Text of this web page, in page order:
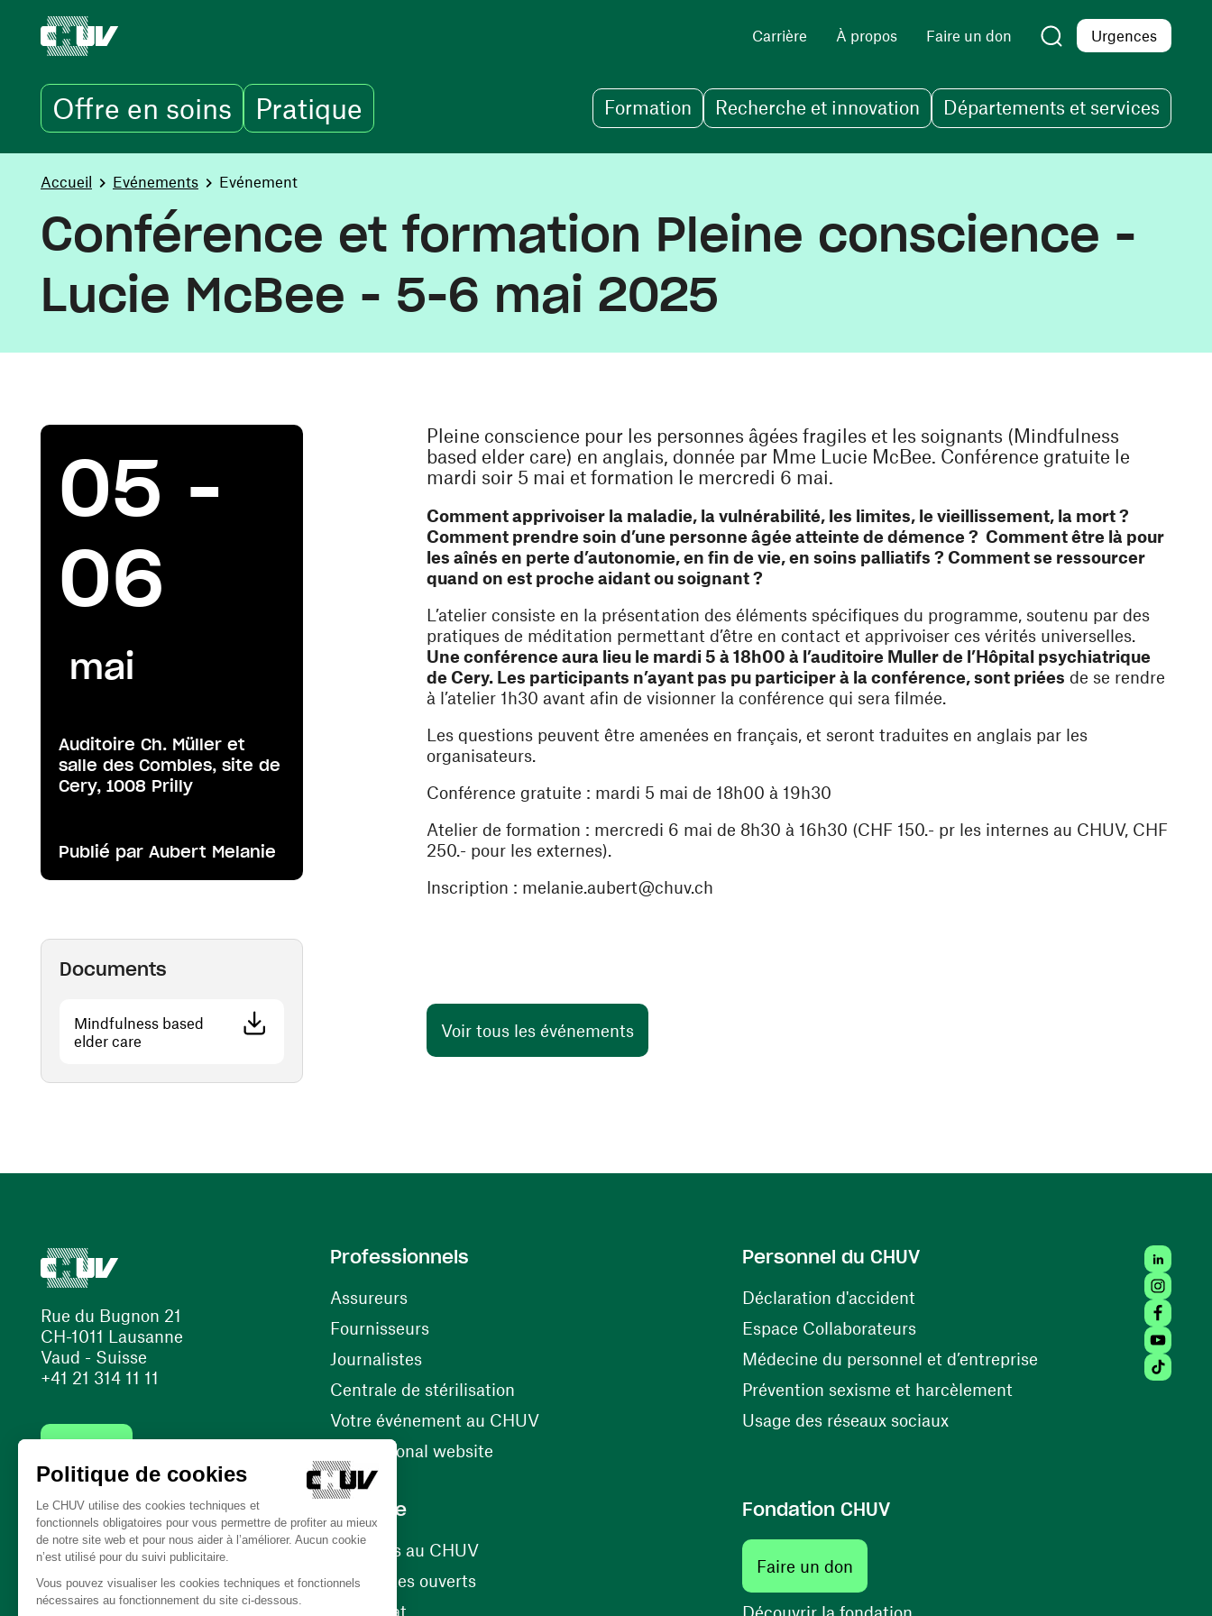
Carrière À propos Faire un don Urgences
Offre en soins Pratique Formation Recherche et innovation Départements et services
You are here:
Accueil Evénements Evénement
Conférence et formation Pleine conscience -
Lucie McBee - 5-6 mai 2025
05 -
06
mai
Auditoire Ch. Müller et
salle des Combles, site de
Cery, 1008 Prilly
Publié par Aubert Melanie
Documents
Mindfulness based
elder care (ouvre une nouvelle fenêtre)
Pleine conscience pour les personnes âgées fragiles et les soignants (Mindfulness
based elder care) en anglais, donnée par Mme Lucie McBee. Conférence gratuite le
mardi soir 5 mai et formation le mercredi 6 mai.
Comment apprivoiser la maladie, la vulnérabilité, les limites, le vieillissement, la mort ?
Comment prendre soin d’une personne âgée atteinte de démence ? Comment être là pour
les aînés en perte d’autonomie, en fin de vie, en soins palliatifs ? Comment se ressourcer
quand on est proche aidant ou soignant ?
L’atelier consiste en la présentation des éléments spécifiques du programme, soutenu par des
pratiques de méditation permettant d’être en contact et apprivoiser ces vérités universelles.
Une conférence aura lieu le mardi 5 à 18h00 à l’auditoire Muller de l’Hôpital psychiatrique
de Cery. Les participants n’ayant pas pu participer à la conférence, sont priées de se rendre
à l’atelier 1h30 avant afin de visionner la conférence qui sera filmée.
Les questions peuvent être amenées en français, et seront traduites en anglais par les
organisateurs.
Conférence gratuite : mardi 5 mai de 18h00 à 19h30
Atelier de formation : mercredi 6 mai de 8h30 à 16h30 (CHF 150.- pr les internes au CHUV, CHF
250.- pour les externes).
Inscription : melanie.aubert@chuv.ch
Voir tous les événements
Rue du Bugnon 21
CH-1011 Lausanne
Vaud - Suisse
+41 21 314 11 11
(ouvre une nouvelle fenêtre)
Professionnels
Assureurs
Fournisseurs(ouvre une nouvelle fenêtre)
Journalistes
Centrale de stérilisation
Votre événement au CHUV(ouvre une nouvelle fenêtre)
International website
Personnel du CHUV
Déclaration d'accident(ouvre une nouvelle fenêtre)
Espace Collaborateurs(ouvre une nouvelle fenêtre)
Médecine du personnel et d’entreprise(ouvre une nouvelle
Prévention sexisme et harcèlement(ouvre une nouvelle
Usage des réseaux sociaux(ouvre une nouvelle fenêtre)
Carrière
Carrières au CHUV(ouvre une nouvelle fenêtre)
Nos postes ouverts(ouvre une nouvelle fenêtre)
Bénévolat
Fondation CHUV
Faire un don(ouvre une nouvelle fenêtre)
(ouvre une nouvelle fenêtre)
Tiktok